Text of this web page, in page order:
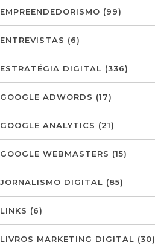
EMPREENDEDORISMO (99)
ENTREVISTAS (6)
ESTRATÉGIA DIGITAL (336)
GOOGLE ADWORDS (17)
GOOGLE ANALYTICS (21)
GOOGLE WEBMASTERS (15)
JORNALISMO DIGITAL (85)
LINKS (6)
LIVROS MARKETING DIGITAL (30)